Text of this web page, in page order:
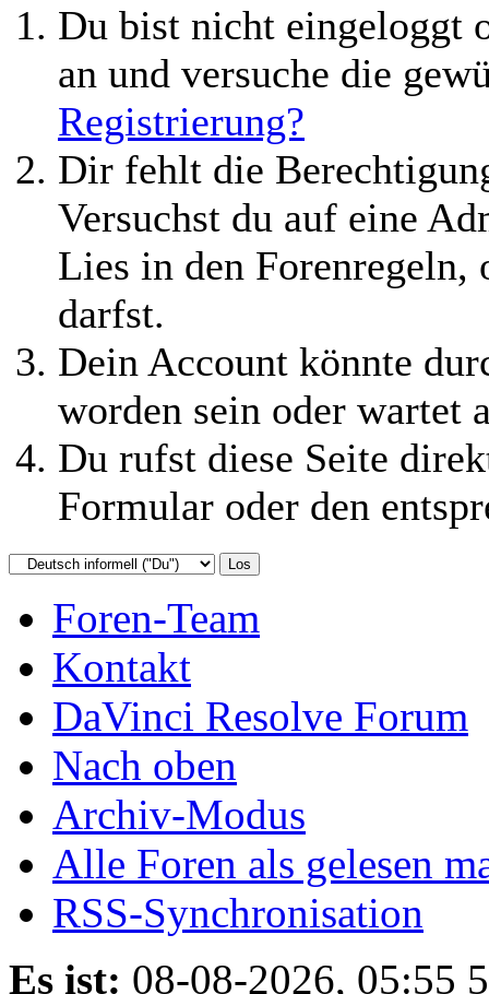
Du bist nicht eingeloggt
an und versuche die
Registrierung?
Dir fehlt die
Versuchst du auf eine
Lies in den Forenregeln,
darfst.
Dein Account könnte
worden sein oder wartet
Du rufst diese Seite
Formular oder den
Foren-Team
Kontakt
DaVinci Resolve Forum
Nach oben
Archiv-Modus
Alle Foren als gelesen
RSS-Synchronisation
Es ist: 08-08-2026, 05:55 5